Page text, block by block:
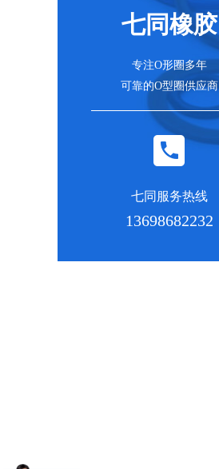
七同橡胶
专注O形圈多年
可靠的O型圈供应商
七同服务热线
13698682232